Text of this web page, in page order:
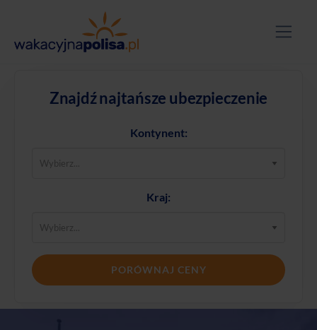
Znajdź najtańsze ubezpieczenie
Kontynent:
Kraj:
PORÓWNAJ CENY